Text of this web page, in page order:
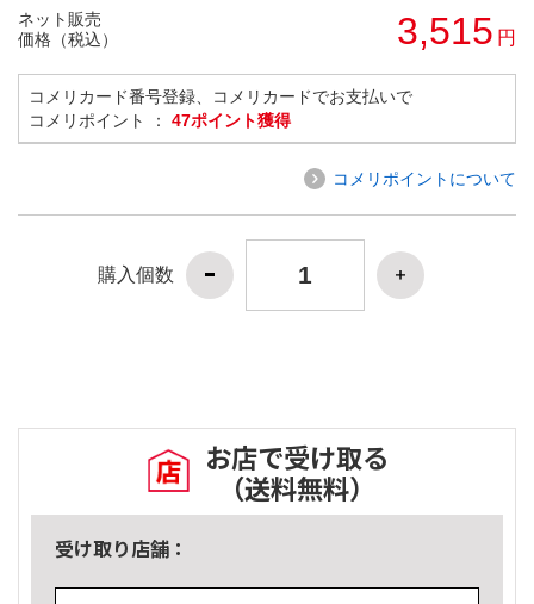
ネット販売
価格（税込）
3,515 円
コメリカード番号登録、コメリカードでお支払いで
コメリポイント ： 47ポイント獲得
コメリポイントについて
購入個数
お店で受け取る
（送料無料）
受け取り店舗：